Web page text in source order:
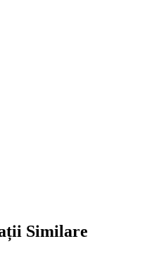
Similare